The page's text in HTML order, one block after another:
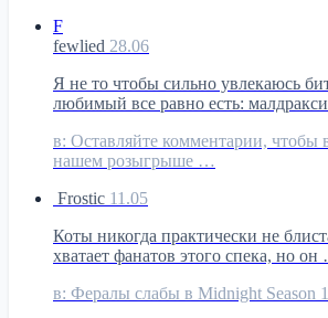
F
fewlied 28.06
Я не то чтобы сильно увлекаюсь
любимый все равно есть:
в: Оставляйте комментарии, чтобы
нашем розыгрыше …
Frostic 11.05
Коты никогда практически не
хватает фанатов этого спека, но
в: Фералы слабы в Midnight